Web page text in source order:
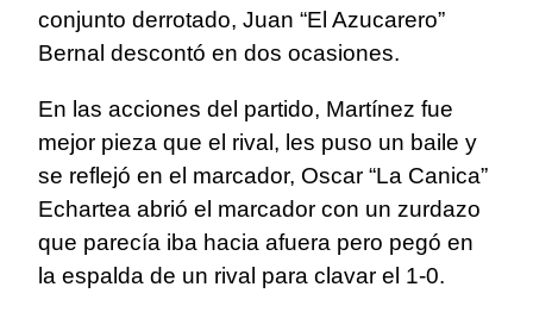
conjunto derrotado, Juan “El Azucarero”
Bernal descontó en dos ocasiones.
En las acciones del partido, Martínez fue
mejor pieza que el rival, les puso un baile y
se reflejó en el marcador, Oscar “La Canica”
Echartea abrió el marcador con un zurdazo
que parecía iba hacia afuera pero pegó en
la espalda de un rival para clavar el 1-0.